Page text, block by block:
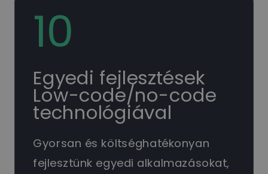
10
Egyedi fejlesztések
Low-code/no-code
technológiával
Gyorsan és költséghatékonyan
fejlesztünk egyedi alkalmazásokat,